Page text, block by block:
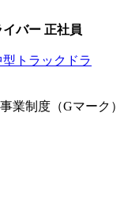
バー 正社員
業制度（Gマーク）